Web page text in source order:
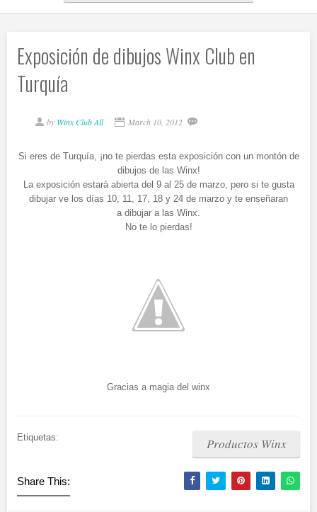
Exposición de dibujos Winx Club en
Turquía
by Winx Club All March 10, 2012
Si eres de Turquía, ¡no te pierdas esta exposición con un montón de
dibujos de las Winx!
La exposición estará abierta del 9 al 25 de marzo, pero si te gusta
dibujar ve los días 10, 11, 17, 18 y 24 de marzo y te enseñaran
a dibujar a las Winx.
No te lo pierdas!
Gracias a magia del winx
Etiquetas: Productos Winx
Share This: